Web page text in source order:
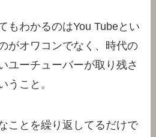
もわかるのはYou Tubeとい
がオワコンでなく、時代の
ユーチューバーが取り残さ
うこと。
ことを繰り返してるだけで